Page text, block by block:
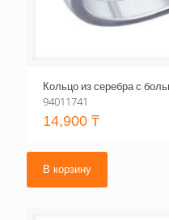
Кольцо из серебра с
94011741
14,900 ₸
В корзину